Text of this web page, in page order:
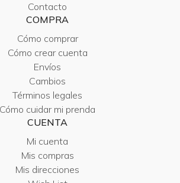
Contacto
COMPRA
Cómo comprar
Cómo crear cuenta
Envíos
Cambios
Términos legales
Cómo cuidar mi prenda
CUENTA
Mi cuenta
Mis compras
Mis direcciones